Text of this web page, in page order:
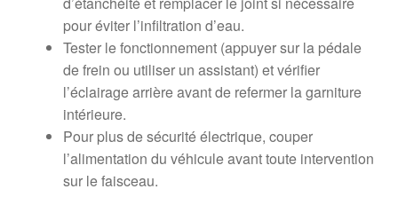
pour éviter l’infiltration d’eau.
Tester le fonctionnement (appuyer sur la pédale
de frein ou utiliser un assistant) et vérifier
l’éclairage arrière avant de refermer la garniture
intérieure.
Pour plus de sécurité électrique, couper
l’alimentation du véhicule avant toute intervention
sur le faisceau.